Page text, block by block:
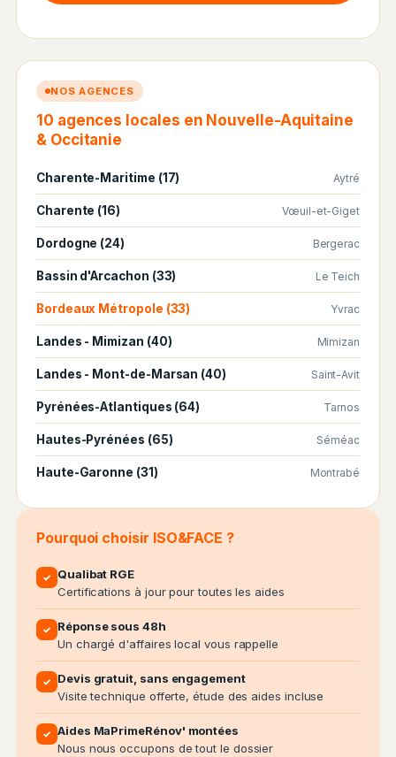
NOS AGENCES
10 agences locales en Nouvelle-Aquitaine
& Occitanie
Charente-Maritime (17) Aytré
Charente (16) Vœuil-et-Giget
Dordogne (24) Bergerac
Bassin d'Arcachon (33) Le Teich
Bordeaux Métropole (33) Yvrac
Landes - Mimizan (40) Mimizan
Landes - Mont-de-Marsan (40) Saint-Avit
Pyrénées-Atlantiques (64) Tarnos
Hautes-Pyrénées (65) Séméac
Haute-Garonne (31) Montrabé
Pourquoi choisir ISO&FACE ?
✓
Qualibat RGE
Certifications à jour pour toutes les aides
✓
Réponse sous 48h
Un chargé d'affaires local vous rappelle
✓
Devis gratuit, sans engagement
Visite technique offerte, étude des aides incluse
✓ Aides MaPrimeRénov' montées
Nous nous occupons de tout le dossier